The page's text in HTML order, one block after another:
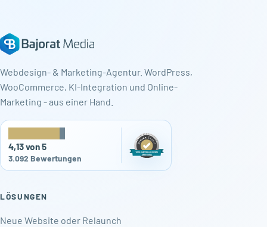
Webdesign- & Marketing-Agentur. WordPress,
WooCommerce, KI-Integration und Online-
Marketing - aus einer Hand.
4,13 von 5
3.092 Bewertungen
LÖSUNGEN
Neue Website oder Relaunch